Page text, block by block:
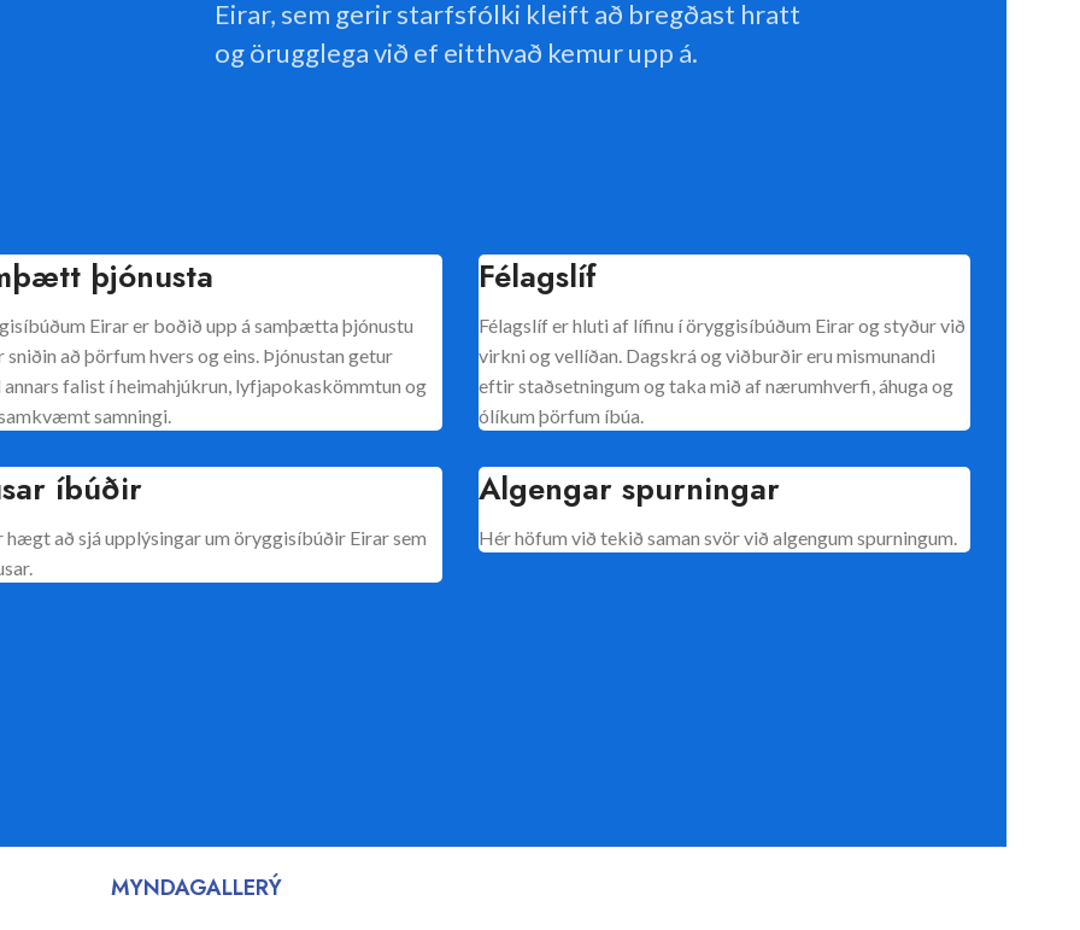
Eirar, sem gerir starfsfólki kleift að bregðast hratt
og örugglega við ef eitthvað kemur upp á.
þjónusta
Eirar er boðið upp á samþætta þjónustu
sniðin að þörfum hvers og eins. Þjónustan getur
annars falist í heimahjúkrun, lyfjapokaskömmtun og
samningi.
íbúðir
hægt að sjá upplýsingar um öryggisíbúðir Eirar sem
Félagslíf
Félagslíf er hluti af lífinu í öryggisíbúðum Eirar og styður við
virkni og vellíðan. Dagskrá og viðburðir eru mismunandi
eftir staðsetningum og taka mið af nærumhverfi, áhuga og
ólíkum þörfum íbúa.
Algengar spurningar
Hér höfum við tekið saman svör við algengum spurningum.
MYNDAGALLERÝ